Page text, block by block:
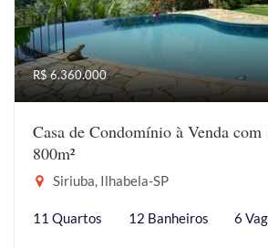
R$ 6.360.000
Casa de Condomínio à Venda com
800m²
Siriuba, Ilhabela-SP
11 Quartos 12 Banheiros 6